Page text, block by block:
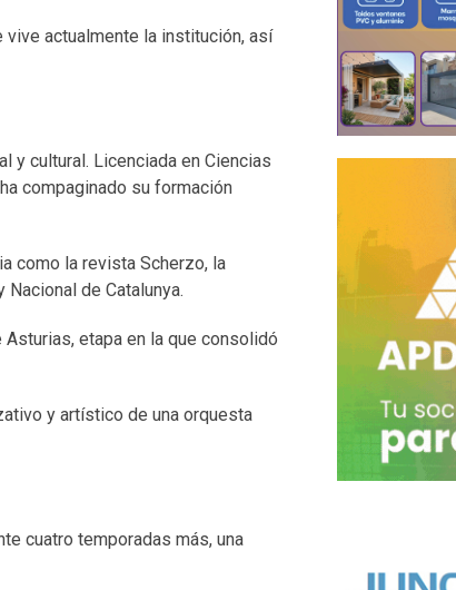
actualmente la institución, así
y cultural. Licenciada en Ciencias
compaginado su formación
como la revista Scherzo, la
de Catalunya.
etapa en la que consolidó
y artístico de una orquesta
cuatro temporadas más, una